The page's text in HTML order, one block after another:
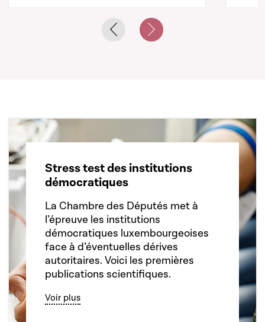
Previous slideNext slide
Stress test des institutions
démocratiques
La Chambre des Députés met à
l’épreuve les institutions
démocratiques luxembourgeoises
face à d’éventuelles dérives
autoritaires. Voici les premières
publications scientifiques.
Voir plus